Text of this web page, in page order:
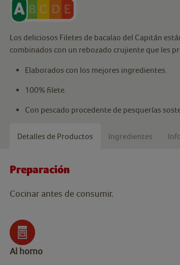
Los deliciosos Filetes de bacalao del Capitán
combinados con un rebozado crujiente que les
Elaborados con los mejores ingredientes.
100% filete.
Con pescado procedente de pesquerías
Detalles de Productos Ingredientes
Preparación
Cocinar antes de consumir.
Al horno